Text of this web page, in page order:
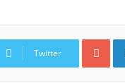
Twitter
Google+